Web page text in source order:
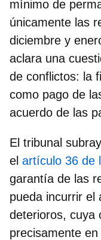
mínimo de
únicamente las
diciembre y
aclara una
de conflictos: la
como pago de
acuerdo de las
El tribunal
el artículo 36 de
garantía de las
pueda incurrir el
deterioros, cuya
precisamente